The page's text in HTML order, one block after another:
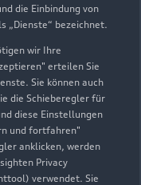
die Einbindung von
„Dienste“ bezeichnet.
wir Ihre
erteilen Sie
Sie können auch
die Schieberegler für
diese Einstellungen
und fortfahren"
anklicken, werden
Privacy
verwendet. Sie
07:00
07:30
nach oben